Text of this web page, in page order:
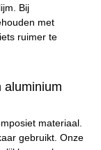
Bij
met
ruimer te
aluminium
materiaal.
gebruikt. Onze